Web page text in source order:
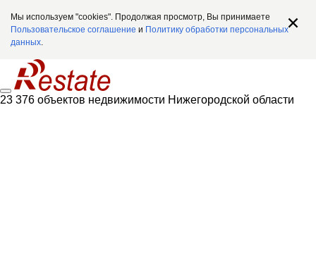
Мы используем "cookies". Продолжая просмотр, Вы принимаете
Пользовательское соглашение и Политику обработки персональных
данных.
23 376 объектов недвижимости Нижегородской области